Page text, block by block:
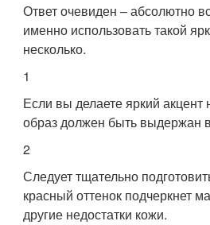
Ответ очевиден – абсолютно
именно использовать такой
несколько.
1
Если вы делаете яркий акцент
образ должен быть выдержан
2
Следует тщательно
красный оттенок подчеркнет
другие недостатки кожи.